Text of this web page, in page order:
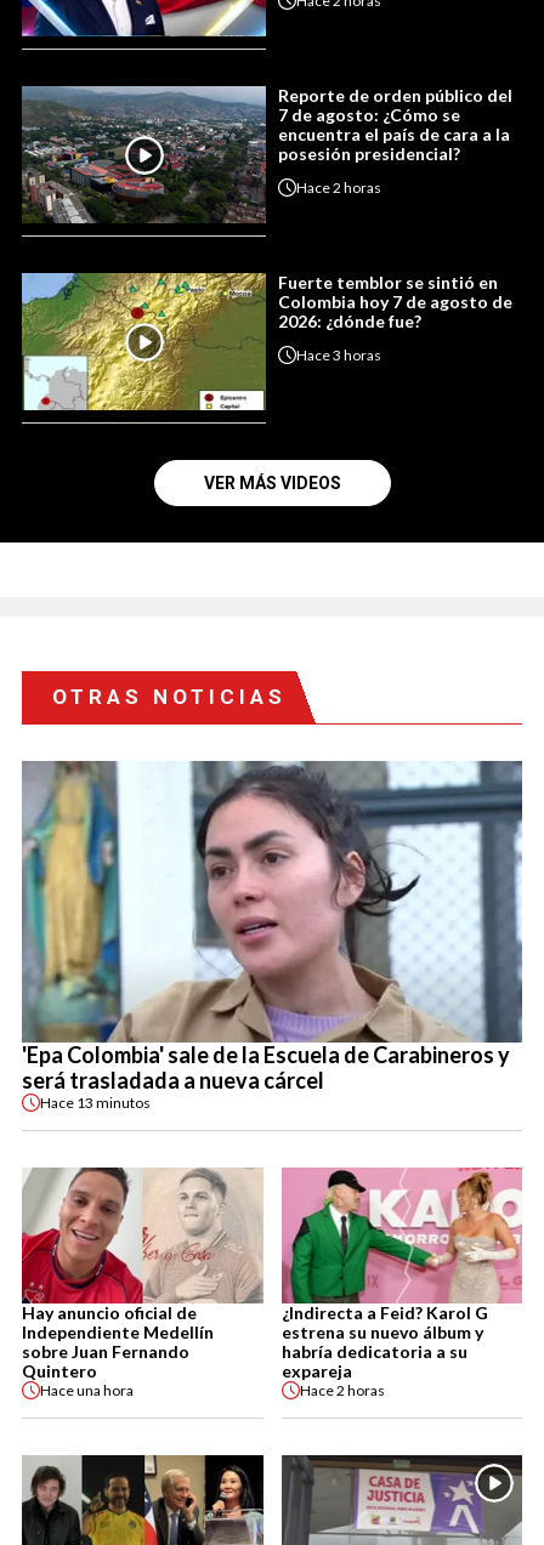
Reporte de orden público del
7 de agosto: ¿Cómo se
encuentra el país de cara a la
posesión presidencial?
Hace2 horas
Fuerte temblor se sintió en
Colombia hoy 7 de agosto de
2026: ¿dónde fue?
Hace3 horas
VER MÁS VIDEOS
OTRAS NOTICIAS
'Epa Colombia' sale de la Escuela de Carabineros y
será trasladada a nueva cárcel
Hace 13 minutos
Hay anuncio oficial de
Independiente Medellín
sobre Juan Fernando
Quintero
Haceuna hora
¿Indirecta a Feid? Karol G
estrena su nuevo álbum y
habría dedicatoria a su
expareja
Hace2 horas